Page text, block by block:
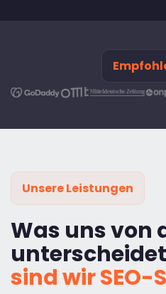
Unsere Leistungen
Was uns von
sind wir SEO-